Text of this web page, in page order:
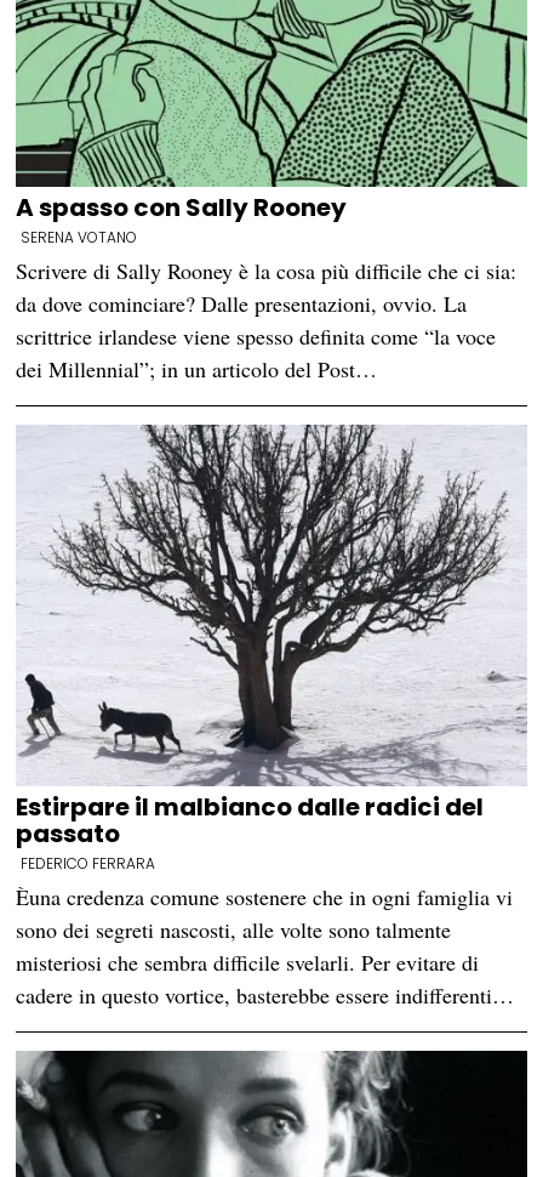
A spasso con Sally Rooney
SERENA VOTANO
Scrivere di Sally Rooney è la cosa più difficile che ci sia:
da dove cominciare? Dalle presentazioni, ovvio. La
scrittrice irlandese viene spesso definita come “la voce
dei Millennial”; in un articolo del Post…
Estirpare il malbianco dalle radici del
passato
FEDERICO FERRARA
Èuna credenza comune sostenere che in ogni famiglia vi
sono dei segreti nascosti, alle volte sono talmente
misteriosi che sembra difficile svelarli. Per evitare di
cadere in questo vortice, basterebbe essere indifferenti…